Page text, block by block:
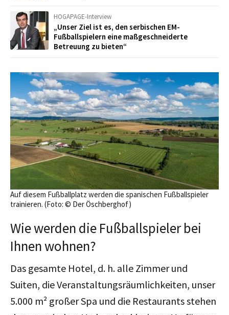
HOGAPAGE-Interview
„Unser Ziel ist es, den serbischen EM-
Fußballspielern eine maßgeschneiderte
Betreuung zu bieten“
Auf diesem Fußballplatz werden die spanischen Fußballspieler
trainieren. (Foto: © Der Öschberghof)
Wie werden die Fußballspieler bei
Ihnen wohnen?
Das gesamte Hotel, d. h. alle Zimmer und
Suiten, die Veranstaltungsräumlichkeiten, unser
5.000 m² großer Spa und die Restaurants stehen